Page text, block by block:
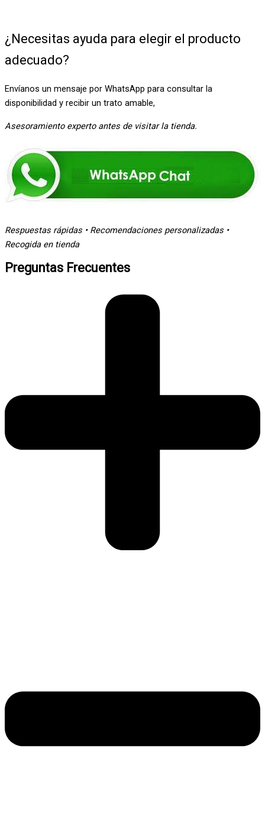
¿Necesitas ayuda para elegir el producto
adecuado?
Envíanos un mensaje por WhatsApp para consultar la
disponibilidad y recibir un trato amable,
Asesoramiento experto antes de visitar la tienda.
Respuestas rápidas • Recomendaciones personalizadas •
Recogida en tienda
Preguntas Frecuentes